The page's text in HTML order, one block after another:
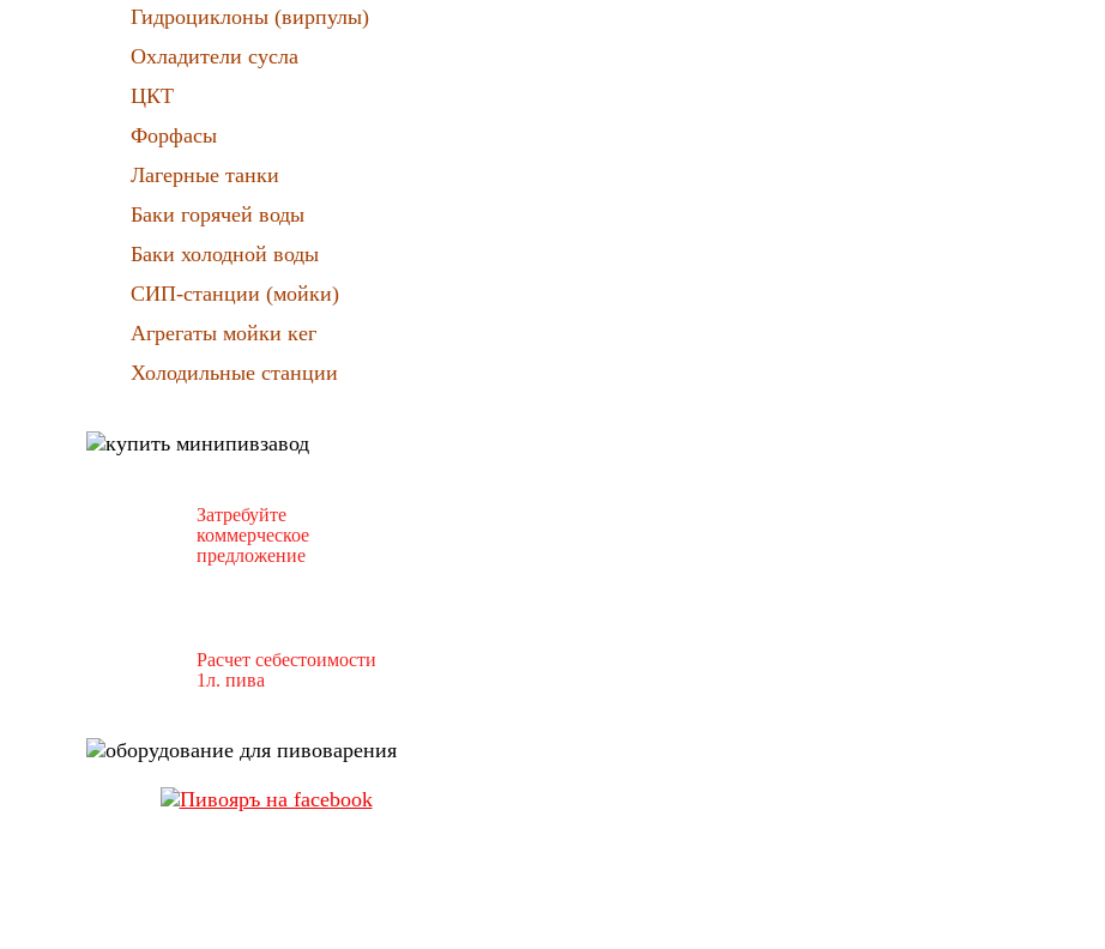
Гидроциклоны (вирпулы)
Охладители сусла
ЦКТ
Форфасы
Лагерные танки
Баки горячей воды
Баки холодной воды
СИП-станции (мойки)
Агрегаты мойки кег
Холодильные станции
Затребуйте
коммерческое
предложение
Расчет себестоимости
1л. пива